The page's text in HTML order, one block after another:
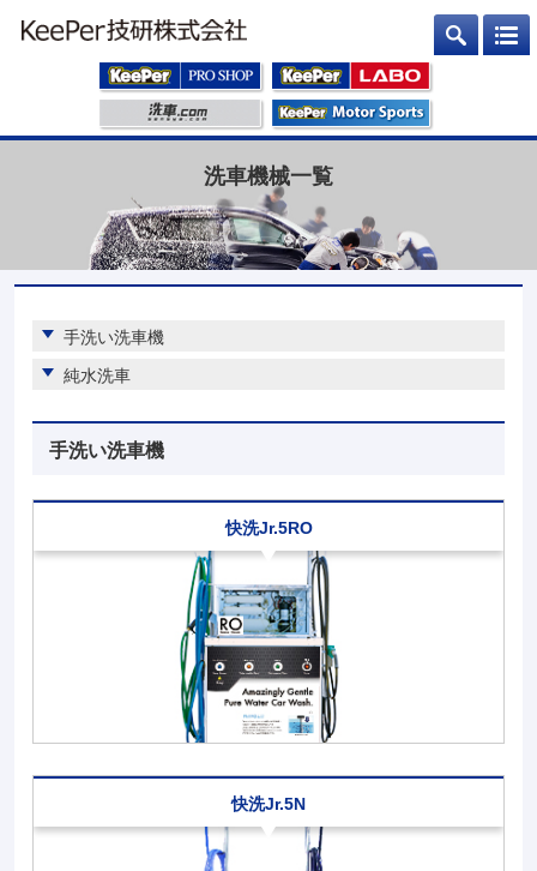
洗車機械一覧
手洗い洗車機
純水洗車
手洗い洗車機
快洗Jr.5RO
快洗Jr.5N